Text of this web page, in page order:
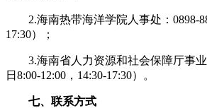
2.海南热带海洋学院人事处：0898-
17:30）；
3.海南省人力资源和社会保障厅事业
日8:00-12:00，14:30-17:30）。
七、联系方式